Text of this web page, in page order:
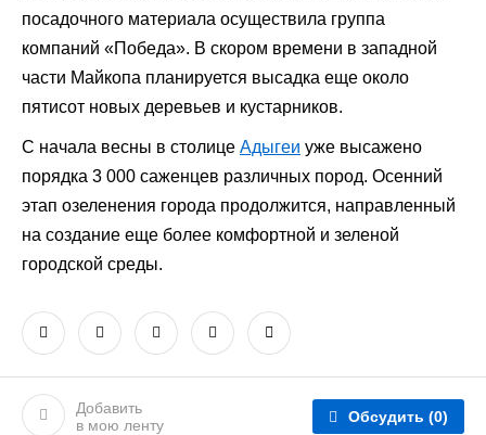
посадочного материала осуществила группа
компаний «Победа». В скором времени в западной
части Майкопа планируется высадка еще около
пятисот новых деревьев и кустарников.
С начала весны в столице Адыгеи уже высажено
порядка 3 000 саженцев различных пород. Осенний
этап озеленения города продолжится, направленный
на создание еще более комфортной и зеленой
городской среды.
Добавить
в мою ленту
Обсудить (0)